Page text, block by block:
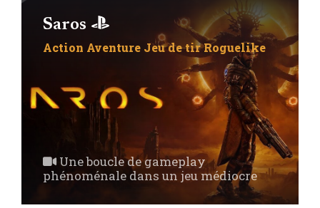
Saros
Action Aventure Jeu de tirRoguelike
Une boucle de gameplay
phénoménale dans un jeu médiocre